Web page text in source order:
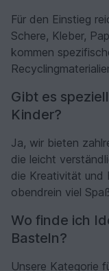
Für den Einstieg
Schere, Kleber,
kommen
Gibt es
Kinder?
Ja, wir bieten
die leicht
die Kreativität und
obendrein viel
Wo finde ich
Basteln?
Unsere Kategorie